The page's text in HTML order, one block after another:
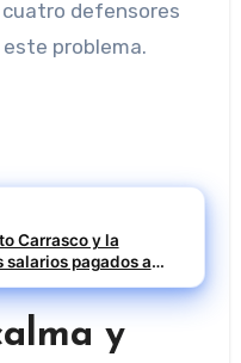
defensores
problema.
Carrasco y la
salarios pagados a
y